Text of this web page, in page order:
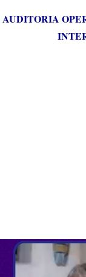
AUDITORIA